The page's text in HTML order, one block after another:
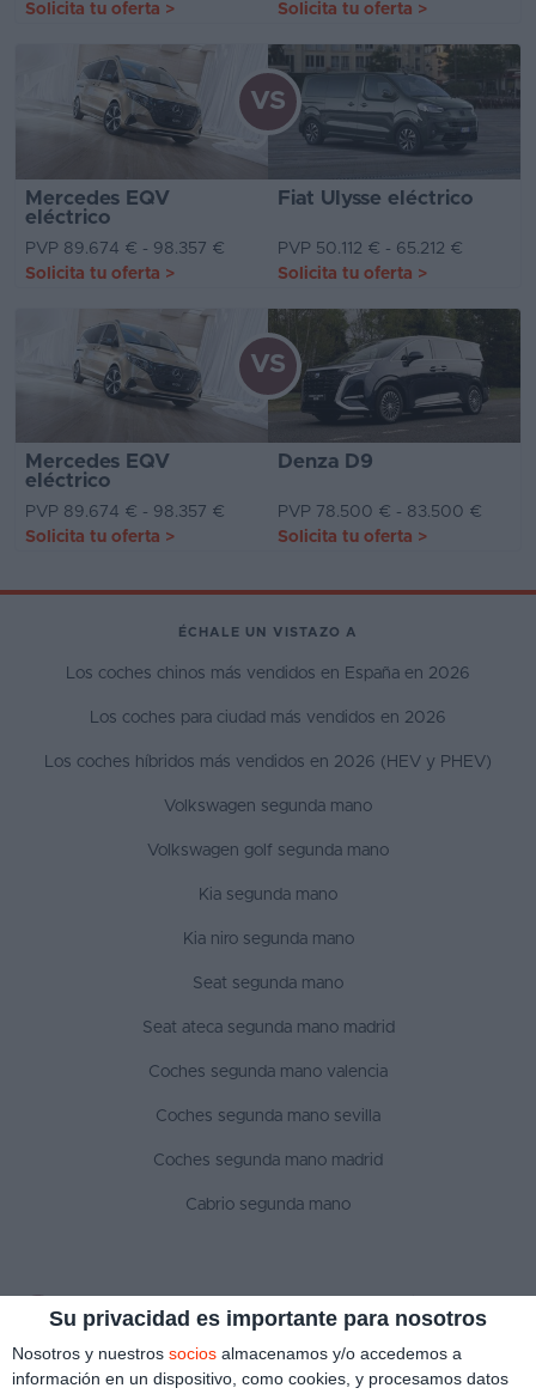
Su privacidad es importante para nosotros
Nosotros y nuestros socios almacenamos y/o accedemos a
información en un dispositivo, como cookies, y procesamos datos
Solicita tu oferta > Solicita tu oferta >
Mercedes EQV
eléctrico
Fiat Ulysse eléctrico
VS
PVP 89.674 € - 98.357 €
PVP 50.112 € - 65.212 €
Solicita tu oferta > Solicita tu oferta >
Mercedes EQV
eléctrico
Denza D9
VS
PVP 89.674 € - 98.357 €
PVP 78.500 € - 83.500 €
Solicita tu oferta > Solicita tu oferta >
ÉCHALE UN VISTAZO A
Los coches chinos más vendidos en España en 2026
Los coches para ciudad más vendidos en 2026
Los coches híbridos más vendidos en 2026 (HEV y PHEV)
Volkswagen segunda mano
Volkswagen golf segunda mano
Kia segunda mano
Kia niro segunda mano
Seat segunda mano
Seat ateca segunda mano madrid
Coches segunda mano valencia
Coches segunda mano sevilla
Coches segunda mano madrid
Cabrio segunda mano
SÍGUENOS